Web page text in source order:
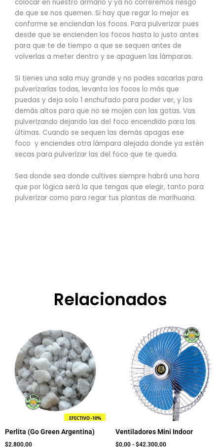
colocar en nuestro armario y ya no correremos riesgo
de que se nos quemen. Si hay que regar lo mejor es
conforme se enciendan los focos. Para pulverizar pues
desde que se encienden los focos hasta lo justo antes
para que te de tiempo a que se sequen antes de
volverlas a meter dentro y se apaguen las lámparas.
Si tienes una sala muy grande y no podes sacarlas para
pulverizarlas todas, levanta los focos lo más que
puedas y deja solo 1 enchufado para poder ver, y los
demás altos para que no se mojen con las gotas. Vas
pulverizando dejando las del foco encendido para las
últimas. Cuando se sequen las demás apagas ese
foco y enciendes otra lámpara alejada donde ya estén
secas para pulverizar las del foco que te queda.
Sea donde sea donde cultives siempre habrá una hora
que por lógica será la que tengas que elegir, tanto para
pulverizar como para regar tus plantas de marihuana.
Relacionados
EFECTIVO -10%
Perlita (Go Green Argentina)
$2.800,00
Ventiladores Mini Indoor
$0,00 - $42.300,00
de
precios:
desde
$0,00
hasta
$42.300,00
Este
tiene
Las
se
en